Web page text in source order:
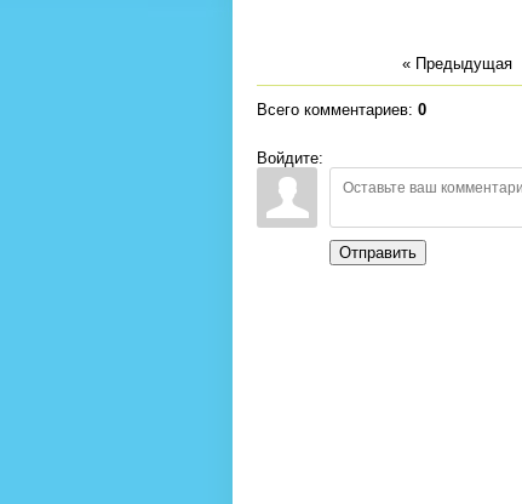
« Предыдущая|
Всего комментариев: 0
Войдите:
Отправить